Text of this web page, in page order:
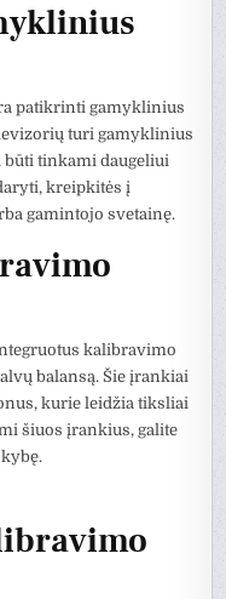
patikrinti gamyklinius
turi gamyklinius
būti tinkami daugeliui
kreipkitės į
gamintojo svetainę.
kalibravimo
balansą. Šie įrankiai
kurie leidžia tiksliai
šiuos įrankius, galite